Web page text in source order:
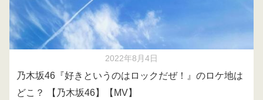
2022年8月4日
乃木坂46『好きというのはロックだぜ！』のロケ地は
どこ？ 【乃木坂46】【MV】